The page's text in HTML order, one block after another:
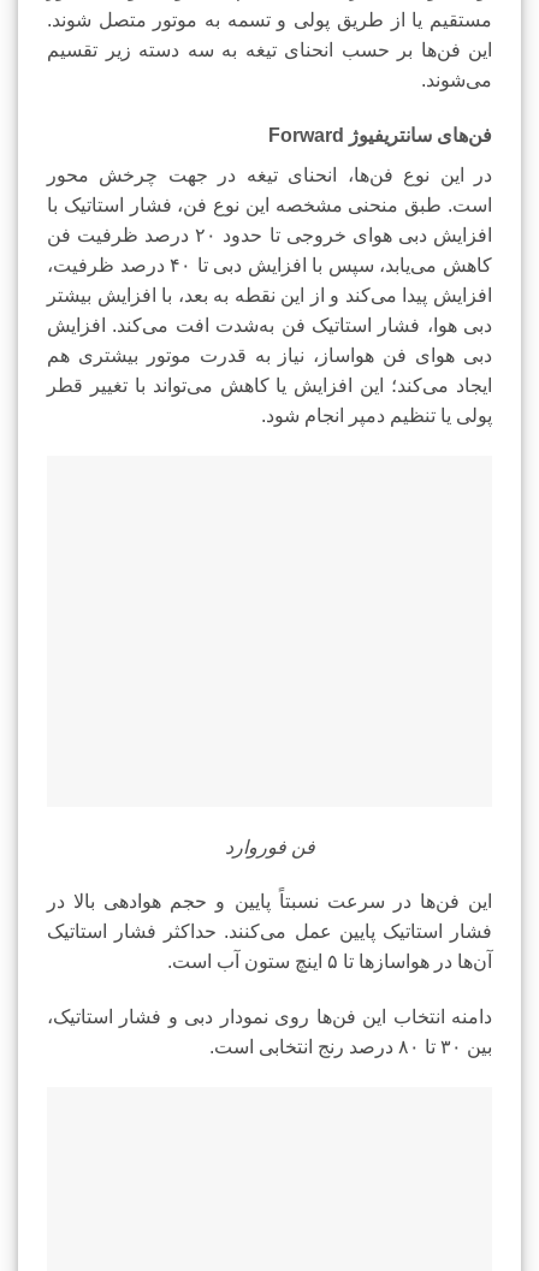
مستقیم یا از طریق پولی و تسمه به موتور متصل شوند.
این فن‌ها بر حسب انحنای تیغه به سه دسته زیر تقسیم
می‌شوند.
فن‌های سانتریفیوژ Forward
در این نوع فن‌ها، انحنای تیغه در جهت چرخش محور
است. طبق منحنی مشخصه این نوع فن، فشار استاتیک با
افزایش دبی هوای خروجی تا حدود ۲۰ درصد ظرفیت فن
کاهش می‌یابد، سپس با افزایش دبی تا ۴۰ درصد ظرفیت،
افزایش پیدا می‌کند و از این نقطه به بعد، با افزایش بیشتر
دبی هوا، فشار استاتیک فن به‌شدت افت می‌کند. افزایش
دبی هوای فن هواساز، نیاز به قدرت موتور بیشتری هم
ایجاد می‌کند؛ این افزایش یا کاهش می‌تواند با تغییر قطر
پولی یا تنظیم دمپر انجام شود.
فن فوروارد
این فن‌ها در سرعت نسبتاً پایین و حجم هوادهی بالا در
فشار استاتیک پایین عمل می‌کنند. حداکثر فشار استاتیک
آن‌ها در هواسازها تا ۵ اینچ ستون آب است.
دامنه انتخاب این فن‌ها روی نمودار دبی و فشار استاتیک،
بین ۳۰ تا ۸۰ درصد رنج انتخابی است.